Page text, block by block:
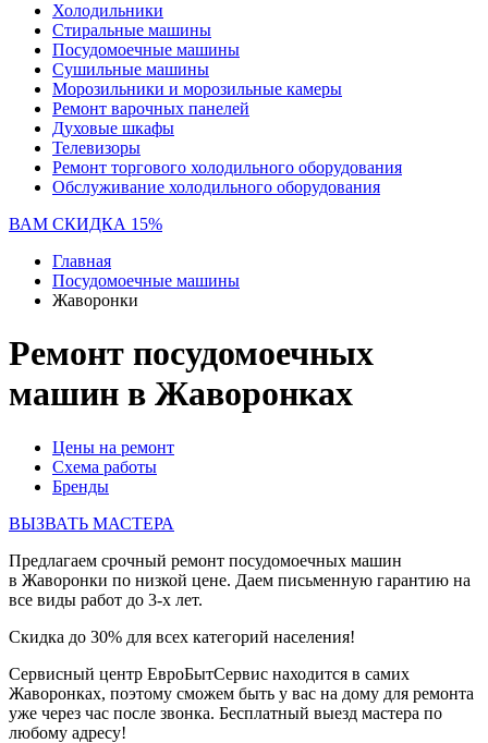
Холодильники
Стиральные машины
Посудомоечные машины
Сушильные машины
Морозильники и морозильные камеры
Ремонт варочных панелей
Духовые шкафы
Телевизоры
Ремонт торгового холодильного оборудования
Обслуживание холодильного оборудования
ВАМ СКИДКА 15%
Главная
Посудомоечные машины
Жаворонки
Ремонт посудомоечных
машин в Жаворонках
Цены на ремонт
Схема работы
Бренды
ВЫЗВАТЬ МАСТЕРА
Предлагаем срочный ремонт посудомоечных машин
в Жаворонки по низкой цене. Даем письменную гарантию на
все виды работ до 3-х лет.
Скидка до 30% для всех категорий населения!
Сервисный центр ЕвроБытСервис находится в самих
Жаворонках, поэтому сможем быть у вас на дому для ремонта
уже через час после звонка. Бесплатный выезд мастера по
любому адресу!